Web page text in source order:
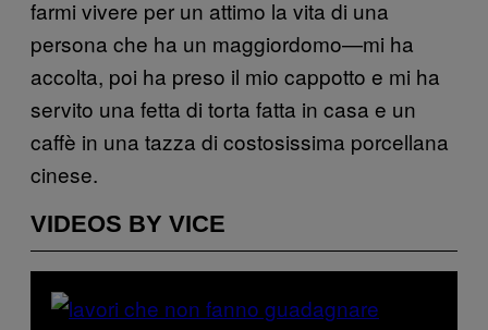
farmi vivere per un attimo la vita di una
persona che ha un maggiordomo—mi ha
accolta, poi ha preso il mio cappotto e mi ha
servito una fetta di torta fatta in casa e un
caffè in una tazza di costosissima porcellana
cinese.
VIDEOS BY VICE